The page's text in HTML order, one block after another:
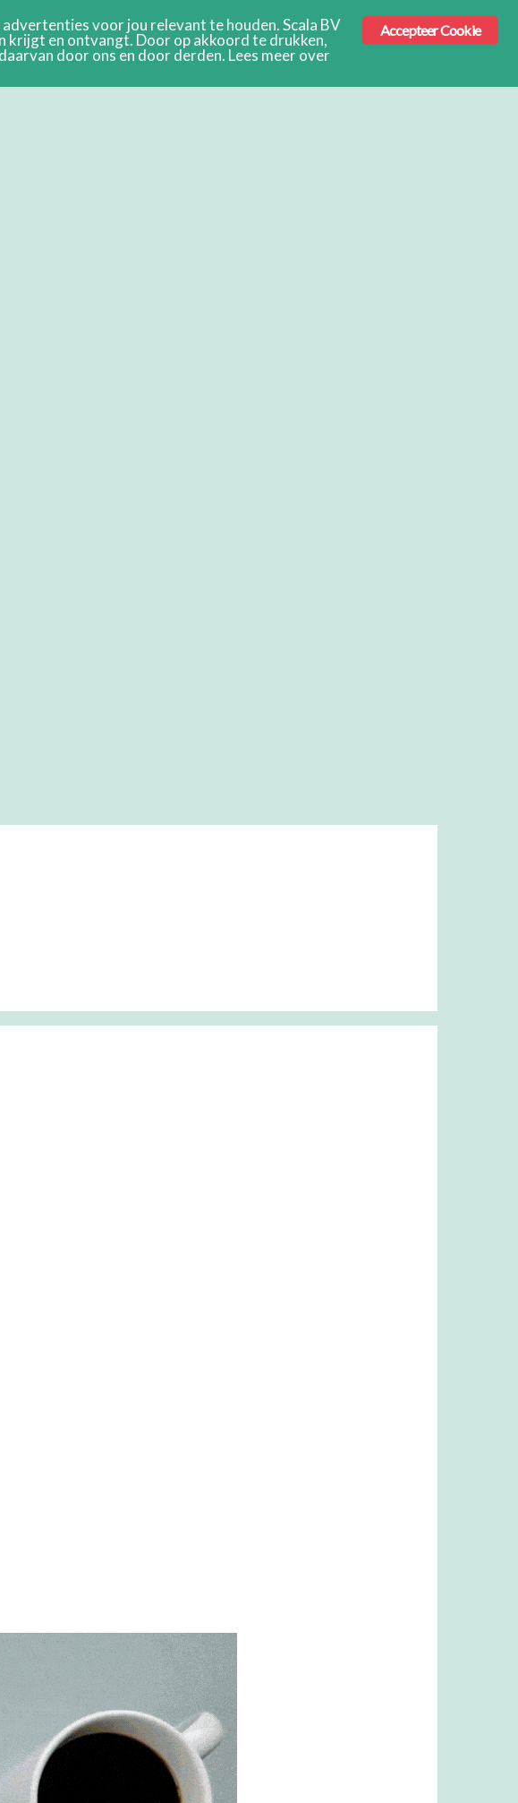
Accepteer Cookie
voor jou relevant te houden. Scala BV
krijgt en ontvangt. Door op akkoord te drukken,
door ons en door derden. Lees meer over